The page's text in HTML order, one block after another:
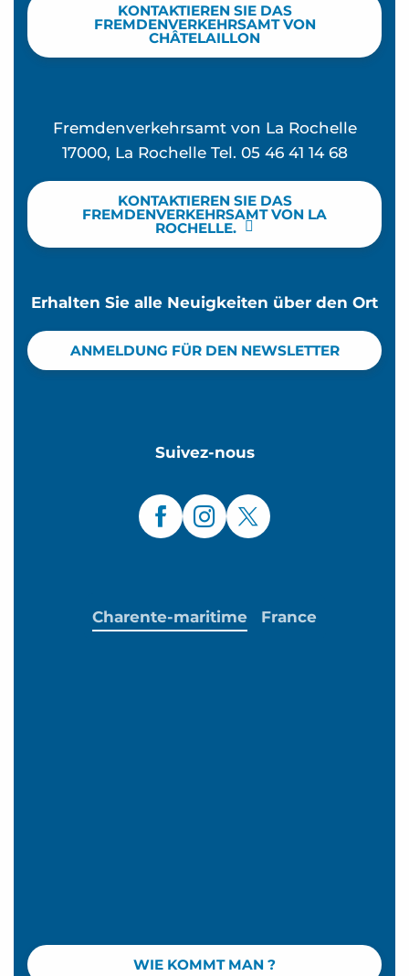
KONTAKTIEREN SIE DAS
FREMDENVERKEHRSAMT VON
CHÂTELAILLON
Fremdenverkehrsamt von La Rochelle
17000, La Rochelle Tel. 05 46 41 14 68
KONTAKTIEREN SIE DAS
FREMDENVERKEHRSAMT VON LA
ROCHELLE.
Erhalten Sie alle Neuigkeiten über den Ort
ANMELDUNG FÜR DEN NEWSLETTER
Suivez-nous
WIE KOMMT MAN ?
Charente-maritime France